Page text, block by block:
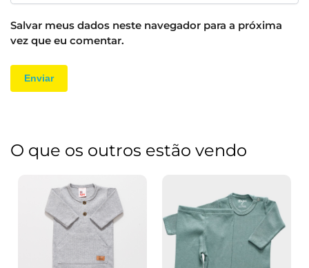
Salvar meus dados neste navegador para a próxima
vez que eu comentar.
O que os outros estão vendo